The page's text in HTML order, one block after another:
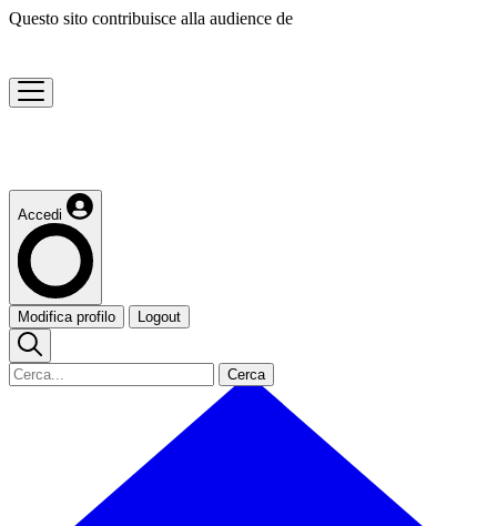
Questo sito contribuisce alla audience de
Accedi
Modifica profilo Logout
Cerca